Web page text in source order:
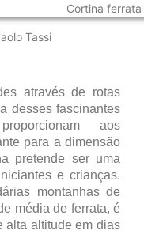
Tassi
através de rotas
desses fascinantes
aos
para a dimensão
pretende ser uma
e crianças.
montanhas de
média de ferrata, é
alta altitude em dias